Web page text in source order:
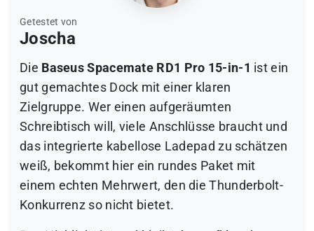
Getestet von
Joscha
Die Baseus Spacemate RD1 Pro 15-in-1 ist ein
gut gemachtes Dock mit einer klaren
Zielgruppe. Wer einen aufgeräumten
Schreibtisch will, viele Anschlüsse braucht und
das integrierte kabellose Ladepad zu schätzen
weiß, bekommt hier ein rundes Paket mit
einem echten Mehrwert, den die Thunderbolt-
Konkurrenz so nicht bietet.